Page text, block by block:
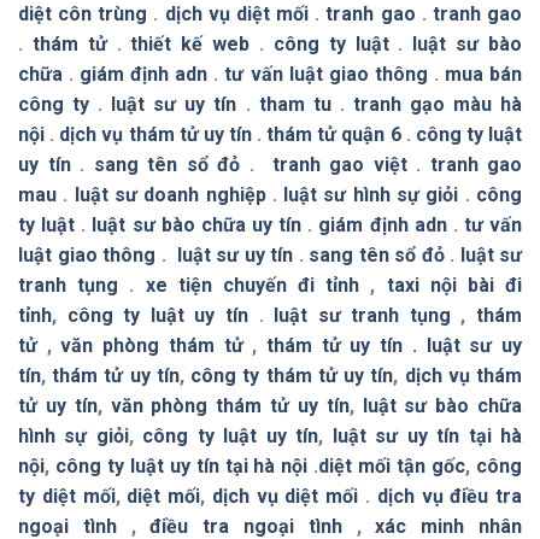
diệt côn trùng . dịch vụ diệt mối .tranh gao . tranh gao
. thám tử.thiết kế web . công ty luật. luật sư bào
chữa . giám định adn .tư vấn luật giao thông . mua bán
công ty . luật sư uy tín . tham tu. tranh gạo màu hà
nội . dịch vụ thám tử uy tín.thám tử quận 6. công ty luật
uy tín. sang tên sổ đỏ . tranh gao việt. tranh gao
mau . luật sư doanh nghiệp. luật sư hình sự giỏi . công
ty luật . luật sư bào chữa uy tín . giám định adn. tư vấn
luật giao thông . luật sư uy tín . sang tên sổ đỏ. luật sư
tranh tụng . xe tiện chuyến đi tỉnh , taxi nội bài đi
tỉnh, công ty luật uy tín. luật sư tranh tụng ,thám
tử,văn phòng thám tử,thám tử uy tín . luật sư uy
tín,thám tử uy tín, công ty thám tử uy tín, dịch vụ thám
tử uy tín, văn phòng thám tử uy tín, luật sư bào chữa
hình sự giỏi, công ty luật uy tín, luật sư uy tín tại hà
nội, công ty luật uy tín tại hà nội .diệt mối tận gốc, công
ty diệt mối, diệt mối, dịch vụ diệt mối . dịch vụ điều tra
ngoại tình,điều tra ngoại tình,xác minh nhân